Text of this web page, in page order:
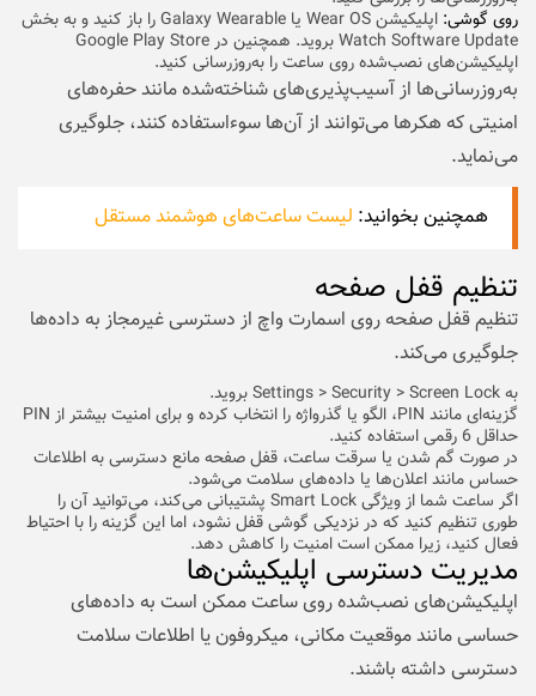
روی گوشی:
اپلیکیشن Wear OS یا Galaxy Wearable را باز کنید و به بخش
Watch Software Update بروید. همچنین در Google Play Store
اپلیکیشن‌های نصب‌شده روی ساعت را به‌روزرسانی کنید.
به‌روزرسانی‌ها از آسیب‌پذیری‌های شناخته‌شده مانند حفره‌های
امنیتی که هکرها می‌توانند از آن‌ها سوءاستفاده کنند، جلوگیری
می‌‌نماید.
همچنین بخوانید: لیست ساعت‌های هوشمند مستقل
تنظیم قفل صفحه
تنظیم قفل صفحه روی اسمارت واچ از دسترسی غیرمجاز به داده‌ها
جلوگیری می‌کند.
به Settings > Security > Screen Lock بروید.
گزینه‌ای مانند PIN، الگو یا گذرواژه را انتخاب کرده و برای امنیت بیشتر از PIN
حداقل 6 رقمی استفاده کنید.
در صورت گم شدن یا سرقت ساعت، قفل صفحه مانع دسترسی به اطلاعات
حساس مانند اعلان‌ها یا داده‌های سلامت می‌شود.
اگر ساعت شما از ویژگی Smart Lock پشتیبانی می‌کند، می‌توانید آن را
طوری تنظیم کنید که در نزدیکی گوشی قفل نشود، اما این گزینه را با احتیاط
فعال کنید، زیرا ممکن است امنیت را کاهش دهد.
مدیریت دسترسی اپلیکیشن‌ها
اپلیکیشن‌های نصب‌شده روی ساعت ممکن است به داده‌های
حساسی مانند موقعیت مکانی، میکروفون یا اطلاعات سلامت
دسترسی داشته باشند.